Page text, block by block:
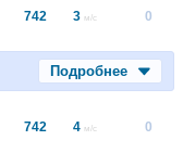
742 3 м/с 0
Подробнее
742 4 м/с 0